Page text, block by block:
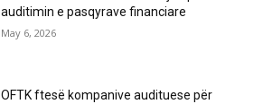
auditimin e pasqyrave financiare
May 6, 2026
OFTK ftesë kompanive audituese për